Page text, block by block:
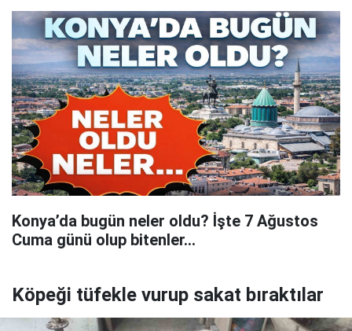
Konya’da bugün neler oldu? İşte 7 Ağustos
Cuma günü olup bitenler…
Köpeği tüfekle vurup sakat bıraktılar